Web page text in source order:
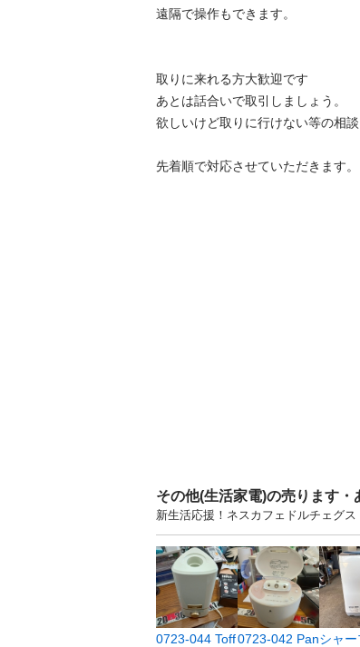
遠隔で操作もできます。
取りに来れる方大歓迎です
あとは話合いで取引しましょう。
欲しいけど取りに行けない等の相談
先着順で対応させていただきます。
その他(生活家電)の売ります・
新生活応援！ネスカフェドルチェグ
0723-044 Toff0723-042 Panシャー